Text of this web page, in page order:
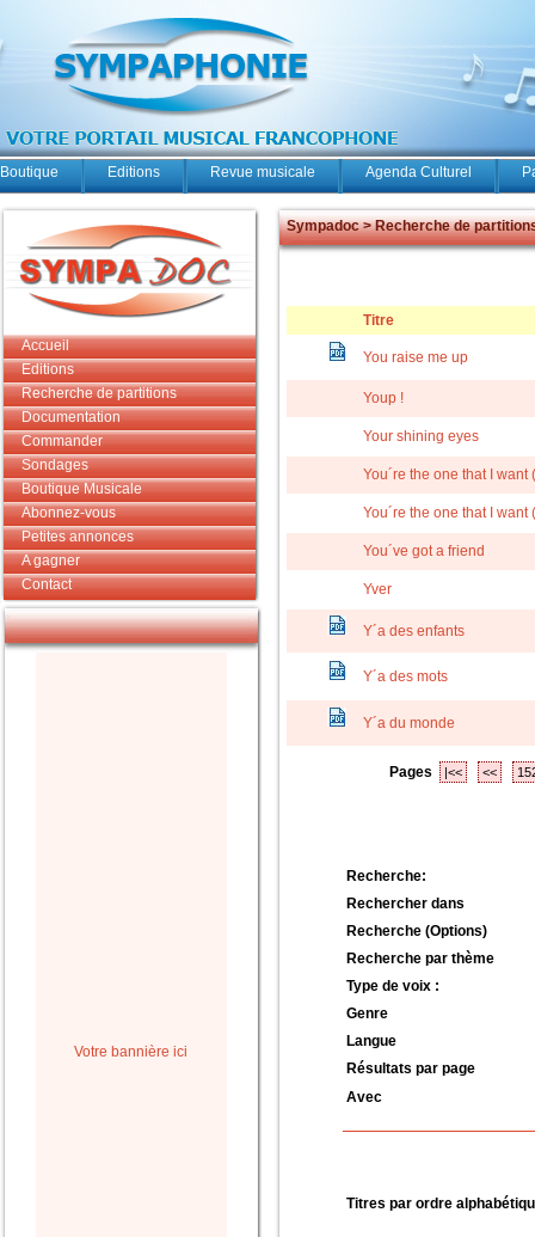
Boutique Editions Revue musicale Agenda Culturel
Accueil
Editions
Recherche de partitions
Documentation
Commander
Sondages
Boutique Musicale
Abonnez-vous
Petites annonces
A gagner
Contact
Votre bannière ici
Sympadoc > Recherche de
Titre
You raise me up
Youp !
Your shining eyes
You´re the one that I want
You´re the one that I want
You´ve got a friend
Yver
Y´a des enfants
Y´a des mots
Y´a du monde
Pages |<< <<
Recherche:
Rechercher dans
Recherche (Options)
Recherche par thème
Type de voix :
Genre
Langue
Résultats par page
Avec
Titres par ordre